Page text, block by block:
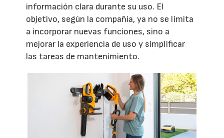
información clara durante su uso. El
objetivo, según la compañía, ya no se limita
a incorporar nuevas funciones, sino a
mejorar la experiencia de uso y simplificar
las tareas de mantenimiento.